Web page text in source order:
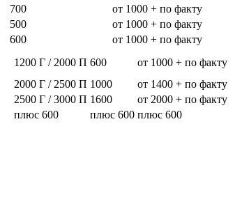
700
от 1000 + по факту
500
от 1000 + по факту
600
от 1000 + по факту
1200 Г / 2000 П 600
от 1000 + по факту
2000 Г / 2500 П 1000
от 1400 + по факту
2500 Г / 3000 П 1600
от 2000 + по факту
плюс 600 плюс 600 плюс 600